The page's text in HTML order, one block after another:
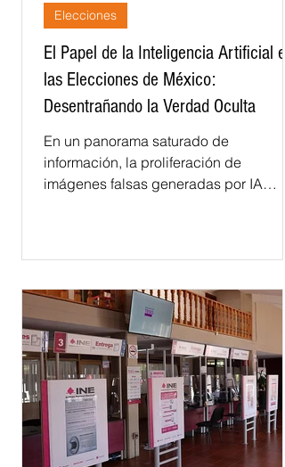
El Papel de la Inteligencia Artificial en
las Elecciones de México:
Desentrañando la Verdad Oculta
En un panorama saturado de
información, la proliferación de
imágenes falsas generadas por IA
Elecciones